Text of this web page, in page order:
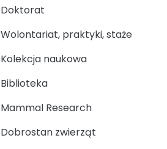
Doktorat
Wolontariat, praktyki, staże
Kolekcja naukowa
Biblioteka
Mammal Research
Dobrostan zwierząt